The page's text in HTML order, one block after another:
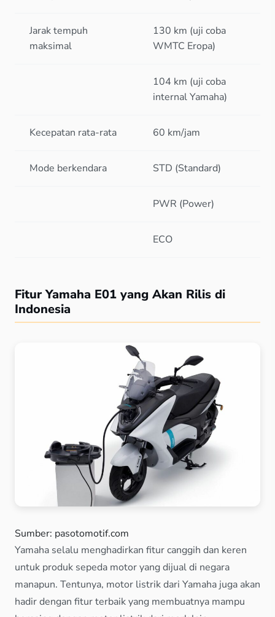
Jarak tempuh
maksimal
130 km (uji coba
WMTC Eropa)
104 km (uji coba
internal Yamaha)
Kecepatan rata-rata 60 km/jam
Mode berkendara STD (Standard)
PWR (Power)
ECO
Fitur Yamaha E01 yang Akan Rilis di
Indonesia
Sumber: pasotomotif.com
Yamaha selalu menghadirkan fitur canggih dan keren
untuk produk sepeda motor yang dijual di negara
manapun. Tentunya, motor listrik dari Yamaha juga akan
hadir dengan fitur terbaik yang membuatnya mampu